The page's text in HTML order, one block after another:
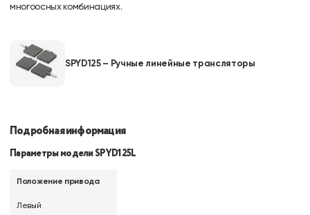
многоосных комбинациях.
SPYD125 – Ручные линейные трансляторы
Подробная информация
Параметры модели SPYD125L
Положение привода
Левый